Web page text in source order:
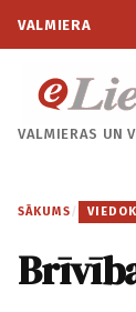
VALMIERA
VALMIERAS UN
SĀKUMS /